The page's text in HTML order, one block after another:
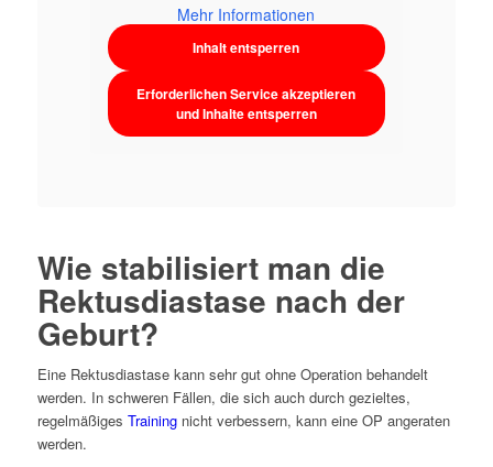
Mehr Informationen
Inhalt entsperren
Erforderlichen Service akzeptieren
und Inhalte entsperren
Wie stabilisiert man die
Rektusdiastase nach der
Geburt?
Eine Rektusdiastase kann sehr gut ohne Operation behandelt
werden. In schweren Fällen, die sich auch durch gezieltes,
regelmäßiges Trainingnicht verbessern, kann eine OP angeraten
werden.